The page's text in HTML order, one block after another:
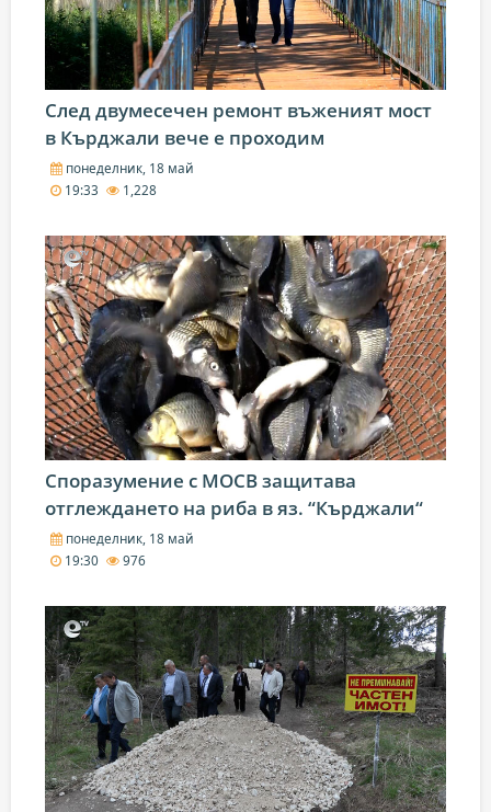
След двумесечен ремонт въженият мост
в Кърджали вече е проходим
понеделник, 18 май
19:33
1,228
Споразумение с МОСВ защитава
отглеждането на риба в яз. “Кърджали“
понеделник, 18 май
19:30
976